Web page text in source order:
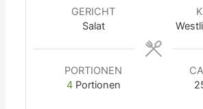
GERICHT
Salat
PORTIONEN
4 Portionen